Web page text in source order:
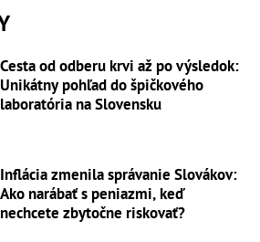
Cesta od odberu krvi až po výsledok:
Unikátny pohľad do špičkového
laboratória na Slovensku
Inflácia zmenila správanie Slovákov:
Ako narábať s peniazmi, keď
nechcete zbytočne riskovať?